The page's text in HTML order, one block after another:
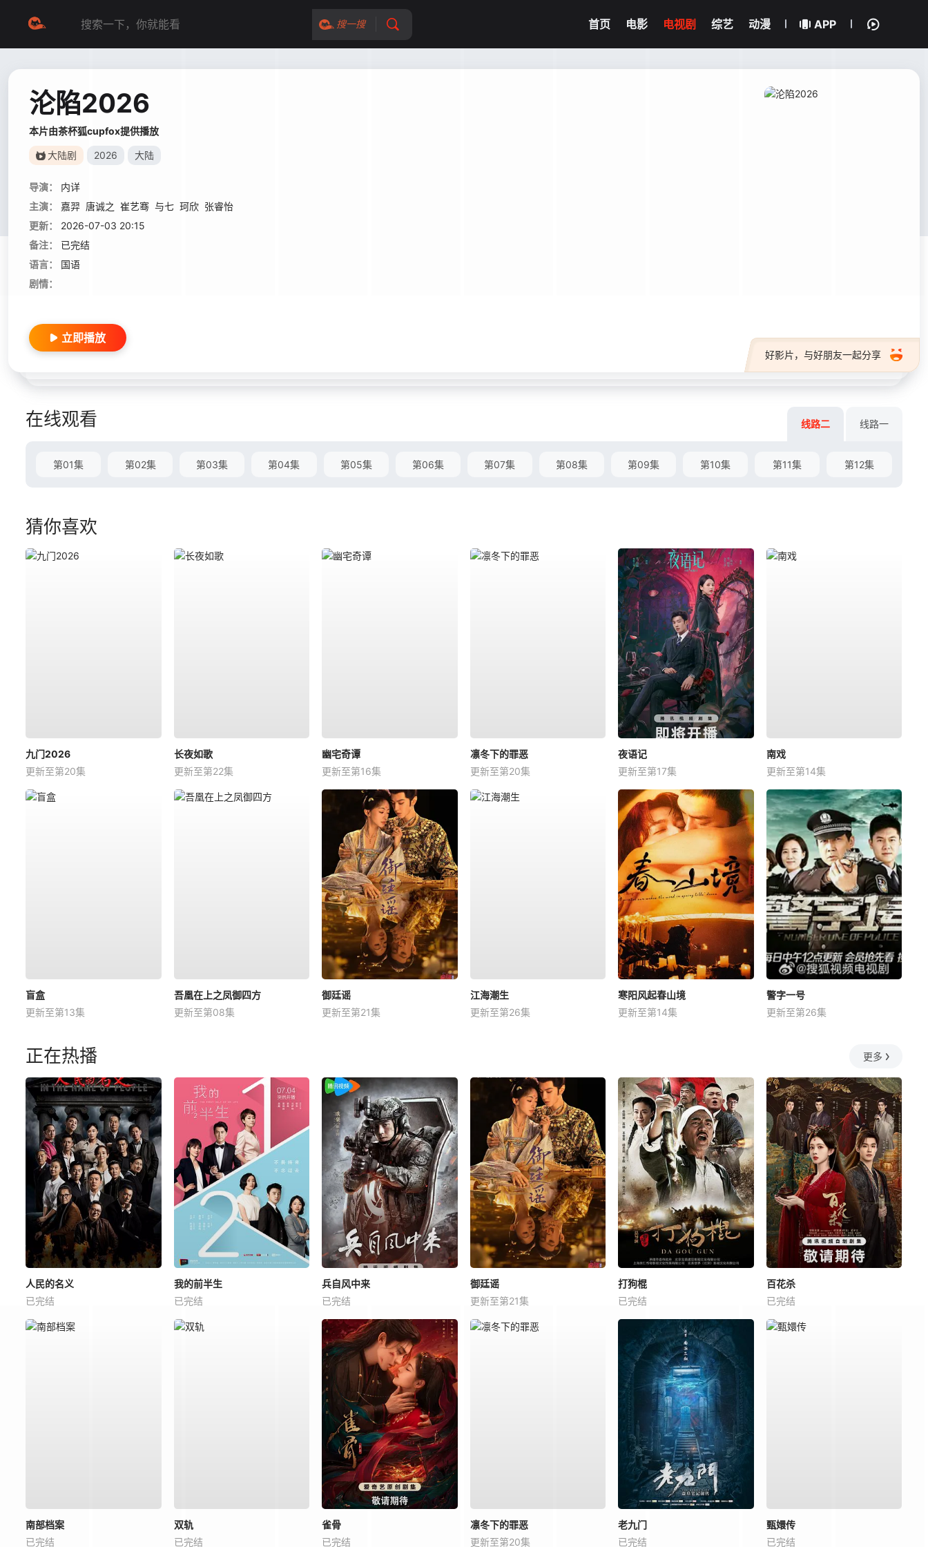
搜一搜 首页 电影 电视剧 综艺 动漫 APP
沦陷2026
本片由茶杯狐cupfox提供播放
大陆剧 2026 大陆
导演：
内详
主演：
嘉羿 唐诚之 崔艺骞 与七 珂欣 张睿怡
更新：
2026-07-03 20:15
备注：
已完结
语言：
国语
剧情：
好影片，与好朋友一起分享
立即播放
在线观看 线路二 线路一
第01集 第02集 第03集 第04集 第05集 第06集 第07集 第08集 第09集 第10集 第11集 第12集
猜你喜欢
九门2026
更新至第20集
长夜如歌
更新至第22集
幽宅奇谭
更新至第16集
凛冬下的罪恶
更新至第20集
夜语记
更新至第17集
南戏
更新至第14集
盲盒
更新至第13集
吾凰在上之凤御四方
更新至第08集
御廷谣
更新至第21集
江海潮生
更新至第26集
寒阳风起春山境
更新至第14集
警字一号
更新至第26集
正在热播 更多
人民的名义
已完结
我的前半生
已完结
兵自风中来
已完结
御廷谣
更新至第21集
打狗棍
已完结
百花杀
已完结
南部档案
已完结
双轨
已完结
雀骨
已完结
凛冬下的罪恶
更新至第20集
老九门
已完结
甄嬛传
已完结